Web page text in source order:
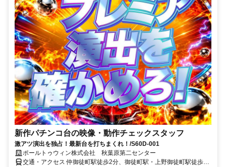
新作パチンコ台の映像・動作チェックスタッフ
激アツ演出を独占！最新台を打ちまくれ！/S60D-001
ポールトゥウィン株式会社 秋葉原第二センター
交通・アクセス 仲御徒町駅徒歩2分、御徒町駅・上野御徒町駅徒歩3